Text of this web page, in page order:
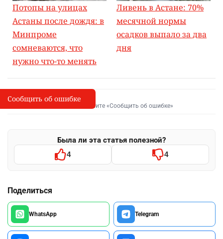
Потопы на улицах
Астаны после дождя: в
Минпроме
сомневаются, что
нужно что-то менять
Ливень в Астане: 70%
месячной нормы
осадков выпало за два
дня
I
Сообщить об опечатке
Выделите фрагмент и нажмите «Сообщить об ошибке»
Была ли эта статья полезной?
4 4
Поделиться
WhatsApp Telegram
Сообщить об ошибке